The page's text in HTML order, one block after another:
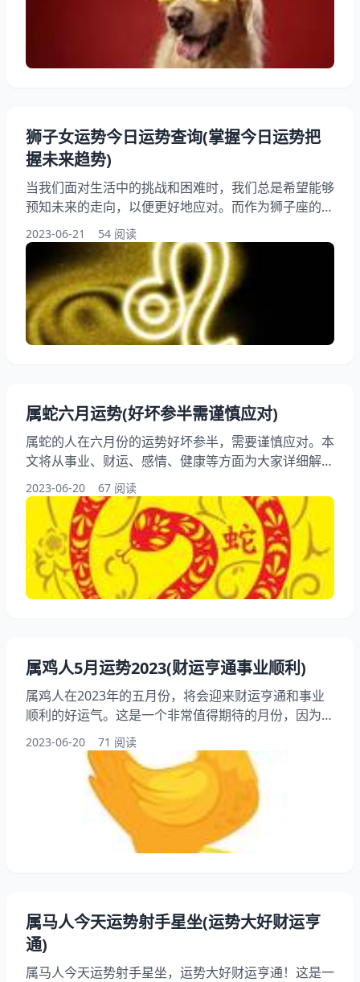
绍。 一、事业运势 2024年属狗的人在事业方面会有不
错的表现。狗年的特点是忠诚、勇敢和诚实，这些特质
将会帮助狗年出生的人在职场上获得成功。他们通常是
有感的人
狮子女运势今日运势查询(掌握今日运势把
握未来趋势)
当我们面对生活中的挑战和困难时，我们总是希望能够
预知未来的走向，以便更好地应对。而作为狮子座的女
性，你可能更加关注自己的运势和未来趋势。今天，我
们将为你带来狮子女运势今日运势查询，帮助你更好地
掌握今天的运势，把握未来的趋势。工作、感情还是健
康，我们都将为你提供专业的分析和建议，让你在未来
的道路上更加顺利。 一、工作运势 1、今日工作运势
今天的工作运势对于狮子女来说是比较平稳的
2023-06-21 54 阅读
属蛇六月运势(好坏参半需谨慎应对)
属蛇的人在六月份的运势好坏参半，需要谨慎应对。本
文将从事业、财运、感情、健康等方面为大家详细解读
属蛇人的六月运势，帮助大家更好地应对挑战，把握机
遇。 一、事业运势 1、工作大 属蛇人在六月份的工作
会比较大，可能会面临一些挑战和困难。需要保持积极
的心态，勇于面对问题，寻找解决方法。要注意与同事
之间的沟通和合作，避免因为个人不合而影响工作进
度。 2、意外收获 虽然工作大
2023-06-20 67 阅读
属鸡人5月运势2023(财运亨通事业顺利)
属鸡人在2023年的五月份，将会迎来财运亨通和事业
顺利的好运气。这是一个非常值得期待的月份，因为你
将会在各个方面都取得不错的。在这篇中，我们将会详
细探讨属鸡人五月份的运势，为你提示更多的细节和注
意事项。 一、事业运势 1、工作上的机会增多 五月份
对于属鸡人来说，是一个非常适合发展事业的月份。你
将会有很多机会出现在你的面前，这些机会可能来自于
你的工作环境、社交圈子或者是你自己的创意。你需要
2023-06-20 71 阅读
属马人今天运势射手星坐(运势大好财运亨
通)
属马人今天运势射手星坐，运势大好财运亨通！这是一